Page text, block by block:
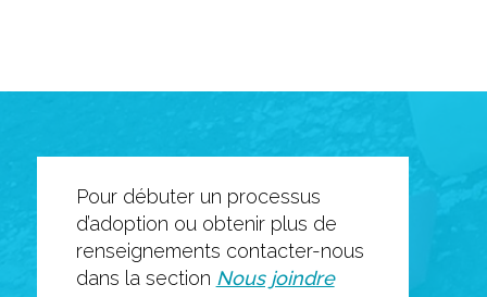
Pour débuter un processus
d’adoption ou obtenir plus de
renseignements contacter-nous
dans la section Nous joindre